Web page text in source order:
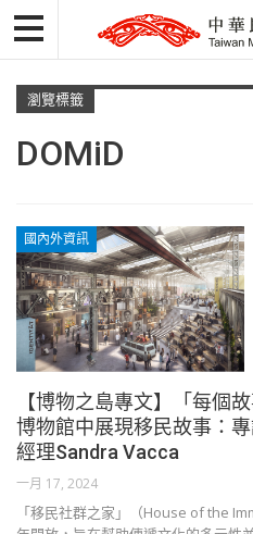
瀏覽標籤
DOMiD
國內外資訊
【博物之島專文】「每個
博物館中展現移民故事：
經理Sandra Vacca
一月 17, 2024
「移民社群之家」（House of the